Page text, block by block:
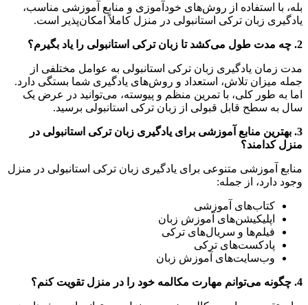
بله، با استفاده از روش‌های خودآموزی و منابع آموزشی مناسب،
یادگیری زبان ترکی استانبولی در منزل کاملاً امکان‌پذیر است.
2. چه مدت طول می‌کشد تا زبان ترکی استانبولی را یاد بگیرم؟
مدت زمان یادگیری زبان ترکی استانبولی به عوامل مختلفی از
جمله میزان تلاش، استعداد و روش‌های یادگیری شما بستگی دارد.
اما به طور کلی، با تمرین منظم و پیوسته، می‌توانید در عرض یک
سال به سطح قابل قبولی از زبان ترکی استانبولی برسید.
3. بهترین منابع آموزشی برای یادگیری زبان ترکی استانبولی در
منزل کدامند؟
منابع آموزشی متنوعی برای یادگیری زبان ترکی استانبولی در منزل
وجود دارد، از جمله:
کتاب‌های آموزشی
اپلیکیشن‌های آموزش زبان
فیلم‌ها و سریال‌های ترکی
پادکست‌های ترکی
وب‌سایت‌های آموزش زبان
4. چگونه می‌توانم مهارت مکالمه خود را در منزل تقویت کنم؟